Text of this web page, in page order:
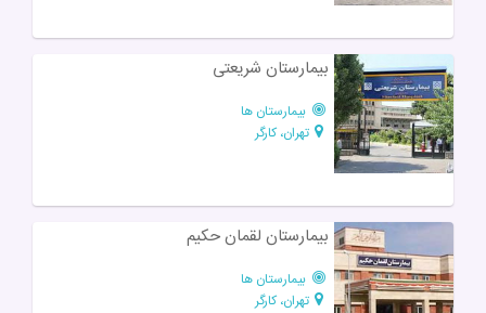
بیمارستان شریعتی
بیمارستان ها
تهران، کارگر
بیمارستان لقمان حکیم
بیمارستان ها
تهران، کارگر